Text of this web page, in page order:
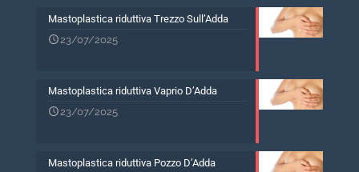
Mastoplastica riduttiva Trezzo Sull’Adda
23/07/2025
Mastoplastica riduttiva Vaprio D’Adda
23/07/2025
Mastoplastica riduttiva Pozzo D’Adda